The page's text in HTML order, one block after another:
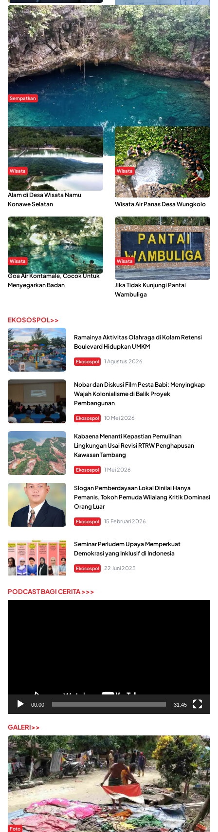
Sempatkan
Danau Rebi-Rebi, Pesona Alam Tersembunyi di Morowali
Wisata
Menikmati Suasana Keindahan
Alam di Desa Wisata Namu
Konawe Selatan
Wisata
Sering Menjadi Tempat Refreshing
Mahasiswa KKN, Yuk Kunjungi
Wisata Air Panas Desa Wungkolo
Wisata
Goa Air Kontamale, Cocok Untuk
Menyegarkan Badan
Wisata
Berkunjung Ke Wakatobi, Nyesal
Jika Tidak Kunjungi Pantai
Wambuliga
EKOSOSPOL>>
Ramainya Aktivitas Olahraga di Kolam Retensi
Boulevard Hidupkan UMKM
Ekosospol 1 Agustus 2026
Nobar dan Diskusi Film Pesta Babi: Menyingkap
Wajah Kolonialisme di Balik Proyek
Pembangunan
Ekosospol 10 Mei 2026
Kabaena Menanti Kepastian Pemulihan
Lingkungan Usai Revisi RTRW Penghapusan
Kawasan Tambang
Ekosospol 1 Mei 2026
Slogan Pemberdayaan Lokal Dinilai Hanya
Pemanis, Tokoh Pemuda Wilalang Kritik Dominasi
Orang Luar
Ekosospol 15 Februari 2026
Seminar Perludem Upaya Memperkuat
Demokrasi yang Inklusif di Indonesia
Ekosospol 22 Juni 2025
PODCAST BAGI CERITA >>>
00:00 31:45
GALERI>>
Foto